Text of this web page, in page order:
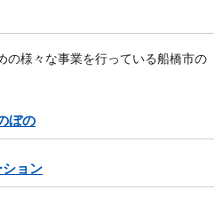
の様々な事業を行っている船橋市の
ぼの
ョン